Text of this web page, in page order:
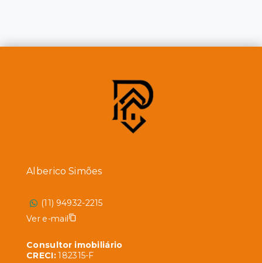
Alberico Simões
(11) 94932-2215
Ver e-mail
Consultor imobiliário
CRECI:182315-F